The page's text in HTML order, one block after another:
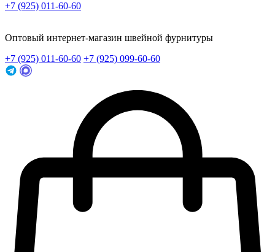
+7 (925) 011-60-60
Оптовый интернет-магазин швейной фурнитуры
+7 (925) 011-60-60 +7 (925) 099-60-60